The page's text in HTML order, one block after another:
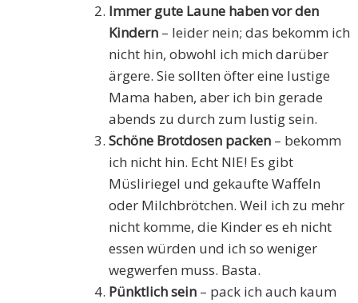
Immer gute Laune haben vor den
Kindern – leider nein; das bekomm ich
nicht hin, obwohl ich mich darüber
ärgere. Sie sollten öfter eine lustige
Mama haben, aber ich bin gerade
abends zu durch zum lustig sein.
Schöne Brotdosen packen – bekomm
ich nicht hin. Echt NIE! Es gibt
Müsliriegel und gekaufte Waffeln
oder Milchbrötchen. Weil ich zu mehr
nicht komme, die Kinder es eh nicht
essen würden und ich so weniger
wegwerfen muss. Basta.
Pünktlich sein – pack ich auch kaum